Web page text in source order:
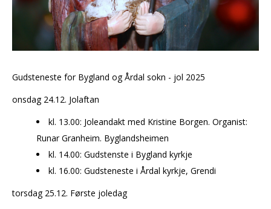
Gudsteneste for Bygland og Årdal sokn - jol 2025
onsdag 24.12. Jolaftan
kl. 13.00: Joleandakt med Kristine Borgen. Organist:
Runar Granheim. Byglandsheimen
kl. 14.00: Gudstenste i Bygland kyrkje
kl. 16.00: Gudsteneste i Årdal kyrkje, Grendi
torsdag 25.12. Første joledag